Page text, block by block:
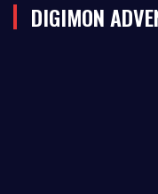
DIGIMON